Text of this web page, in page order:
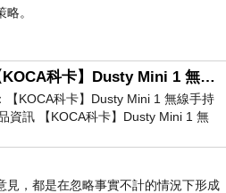
網慢慢挑選，不用等店家開
這麼方便當然選擇在
蒂巴蕾 Deparee青蘋果香氛
心得分享!
。
開箱｜【KOCA科卡】Dusty Mini 1 無線手持吸塵器
【KOCA科卡】Dusty Mini 1 無線手持
資訊 【KOCA科卡】Dusty Mini 1 無
器評語： 能吸、能吹兼具兩
見，都是在忽略事實不計的情況下形成